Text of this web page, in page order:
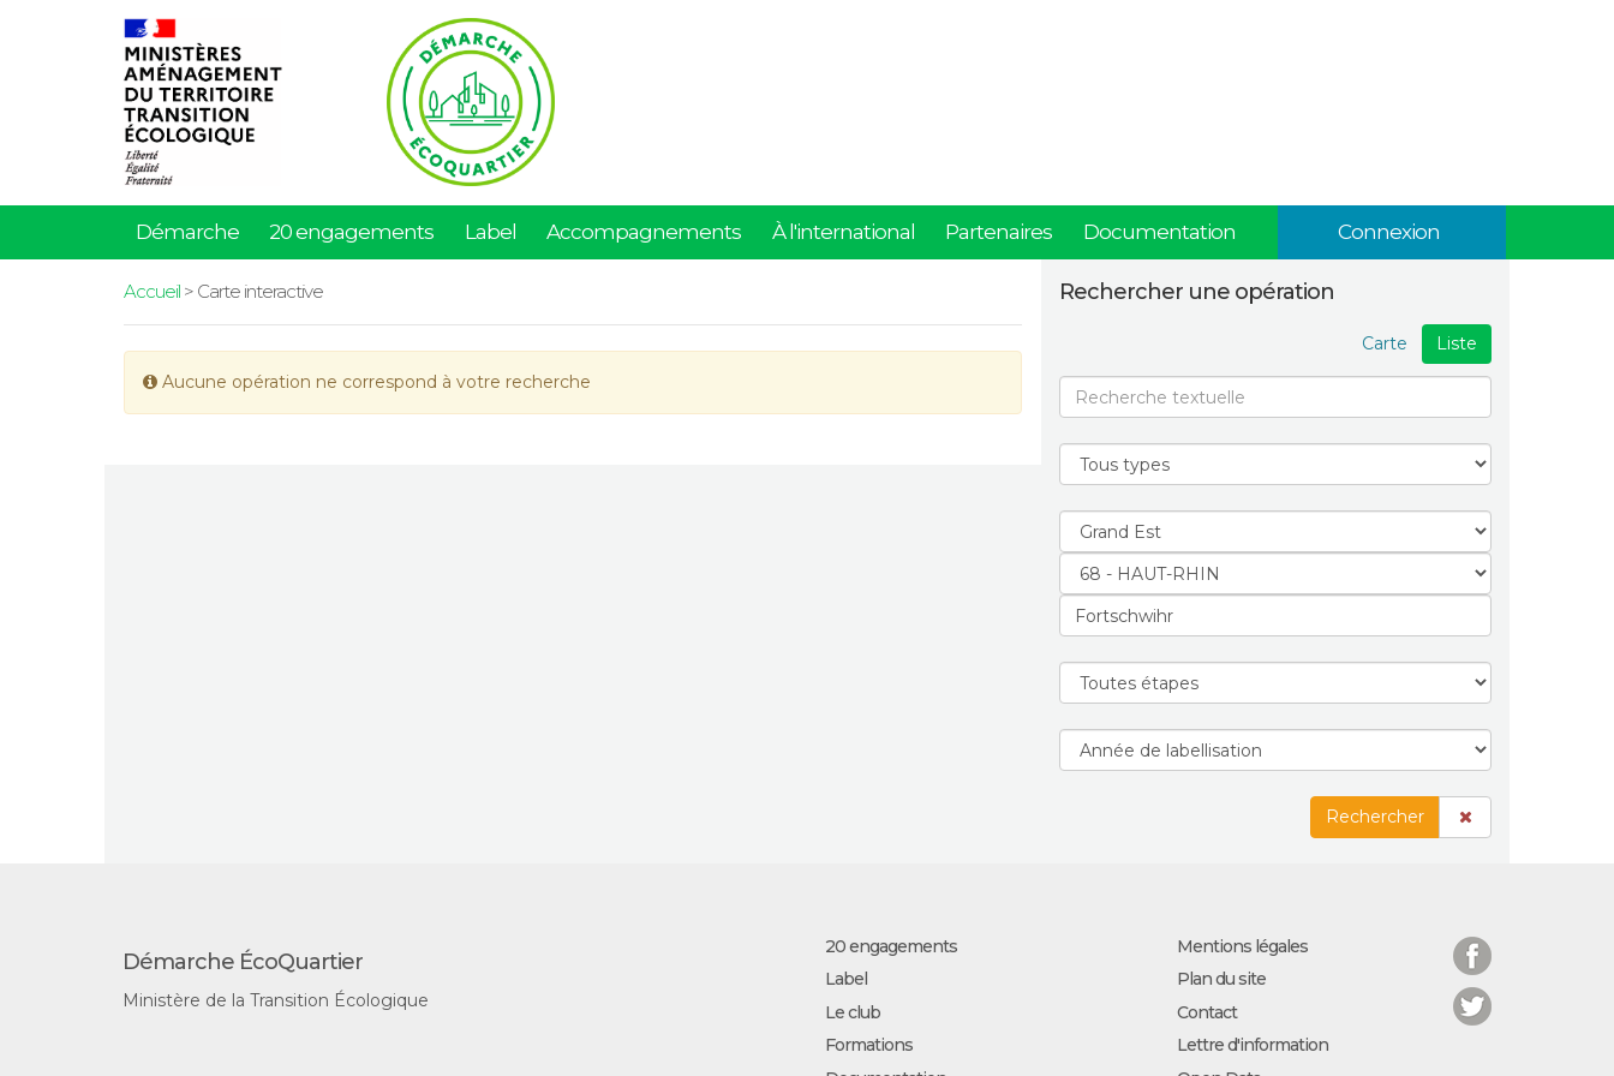
Démarche 20 engagements Label Accompagnements À l'international Partenaires Documentation Connexion
Accueil> Carte interactive
Aucune opération ne correspond à votre recherche
Rechercher une opération
Liste
Carte
Rechercher
Démarche ÉcoQuartier
Ministère de la Transition Écologique
20 engagements
Label
Le club
Formations
Mentions légales
Plan du site
Contact
Lettre d'information
Facebook
Twitter